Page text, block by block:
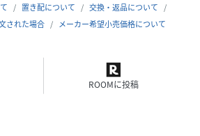
置き配について
交換・返品について
された場合
メーカー希望小売価格について
ROOMに投稿